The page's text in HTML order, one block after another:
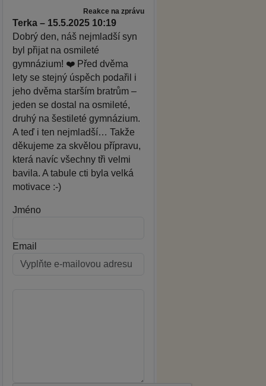
Reakce na zprávu
Terka – 15.5.2025 10:19
Dobrý den, náš nejmladší syn
byl přijat na osmileté
gymnázium! ❤️ Před dvěma
lety se stejný úspěch podařil i
jeho dvěma starším bratrům –
jeden se dostal na osmileté,
druhý na šestileté gymnázium.
A teď i ten nejmladší… Takže
děkujeme za skvělou přípravu,
která navíc všechny tři velmi
bavila. A tabule cti byla velká
motivace :-)
Jméno
Email